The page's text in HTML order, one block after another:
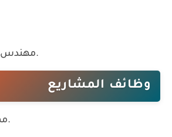
مهندس سلامة عمليات.
وظائف المشاريع
مهندس مشاريع.